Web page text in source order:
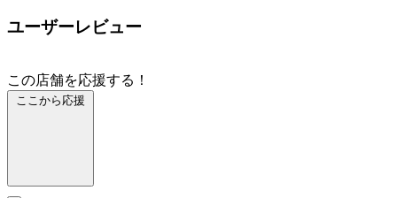
ユーザーレビュー
この店舗を応援する！
ここから応援